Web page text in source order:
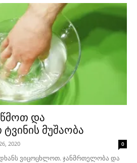
და
მუშაობა
2020 0
ვიცოცხლოთ. ჯანმრთელობა და